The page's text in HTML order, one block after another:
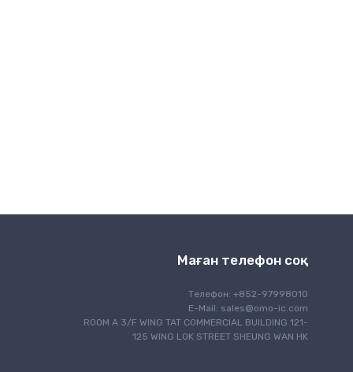
Маған телефон соқ
Телефон: +852-97998010
E-Mail: sales@omo-ic.com
ROOM A 3/F WING TAT COMMERCIAL BUILDING 121-
125 WING LOK STREET SHEUNG WAN HK